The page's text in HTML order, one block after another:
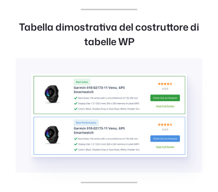
Tabella dimostrativa del costruttore di
tabelle WP